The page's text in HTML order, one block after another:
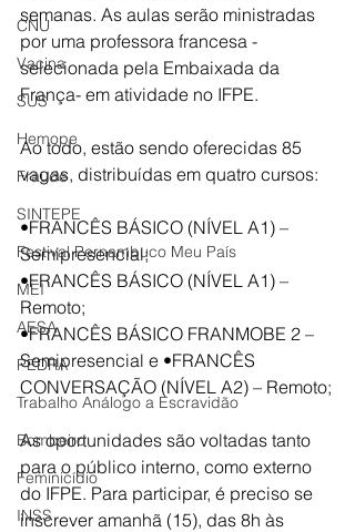
CNU
Vacina
SUS
Hemope
Fraude
SINTEPE
Festival Pernambuco Meu País
MEI
AESA
PEDRA
Trabalho Análogo a Escravidão
Bombeiro
Feminicídio
INSS
semanas. As aulas serão ministradas
por uma professora francesa -
selecionada pela Embaixada da
França- em atividade no IFPE.
Ao todo, estão sendo oferecidas 85
vagas, distribuídas em quatro cursos:
•FRANCÊS BÁSICO (NÍVEL A1) –
Semipresencial;
•FRANCÊS BÁSICO (NÍVEL A1) –
Remoto;
•FRANCÊS BÁSICO FRANMOBE 2 –
Semipresencial e •FRANCÊS
CONVERSAÇÃO (NÍVEL A2) – Remoto;
As oportunidades são voltadas tanto
para o público interno, como externo
do IFPE. Para participar, é preciso se
inscrever amanhã (15), das 8h às